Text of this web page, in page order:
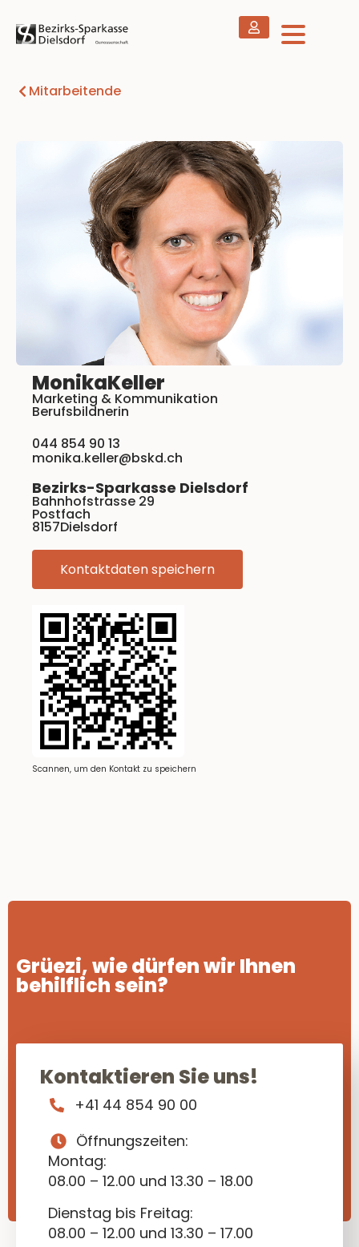
Mitarbeitende
MonikaKeller
Marketing & Kommunikation
Berufsbildnerin
044 854 90 13
monika.keller@bskd.ch
Bezirks-Sparkasse Dielsdorf
Bahnhofstrasse 29
Postfach
8157Dielsdorf
Kontaktdaten speichern
Scannen, um den Kontakt zu speichern
Grüezi, wie dürfen wir Ihnen
behilflich sein?
Kontaktieren Sie uns!
+41 44 854 90 00
Öffnungszeiten:
Montag:
08.00 – 12.00 und 13.30 – 18.00
Dienstag bis Freitag:
08.00 – 12.00 und 13.30 – 17.00